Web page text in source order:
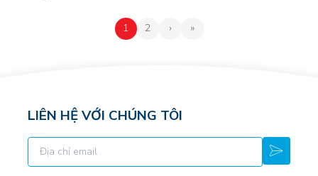
1 2 › »
LIÊN HỆ VỚI CHÚNG TÔI